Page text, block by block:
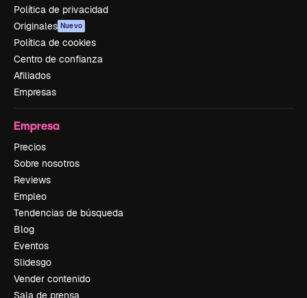
Política de privacidad
Originales Nuevo
Política de cookies
Centro de confianza
Afiliados
Empresas
Empresa
Precios
Sobre nosotros
Reviews
Empleo
Tendencias de búsqueda
Blog
Eventos
Slidesgo
Vender contenido
Sala de prensa